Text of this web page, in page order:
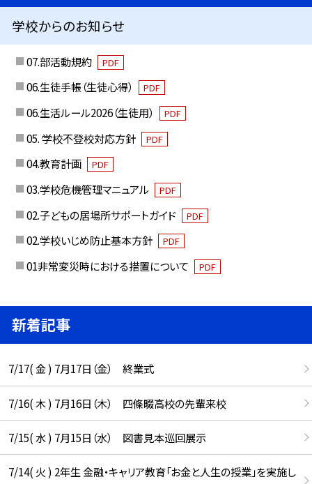
学校からのお知らせ
07.部活動規約 PDF
06.生徒手帳（生徒心得） PDF
06.生活ルール2026（生徒用） PDF
05. 学校不登校対応方針 PDF
04.教育計画 PDF
03.学校危機管理マニュアル PDF
02.子どもの居場所サポートガイド PDF
02.学校いじめ防止基本方針 PDF
01非常変災時における措置について PDF
新着記事
7/17( 金 ) 7月17日（金） 終業式
7/16( 木 ) 7月16日（木） 四條畷高校の先輩来校
7/15( 水 ) 7月15日（水） 図書見本巡回展示
7/14( 火 ) 2年生 金融・キャリア教育「お金と人生の授業」を実施し